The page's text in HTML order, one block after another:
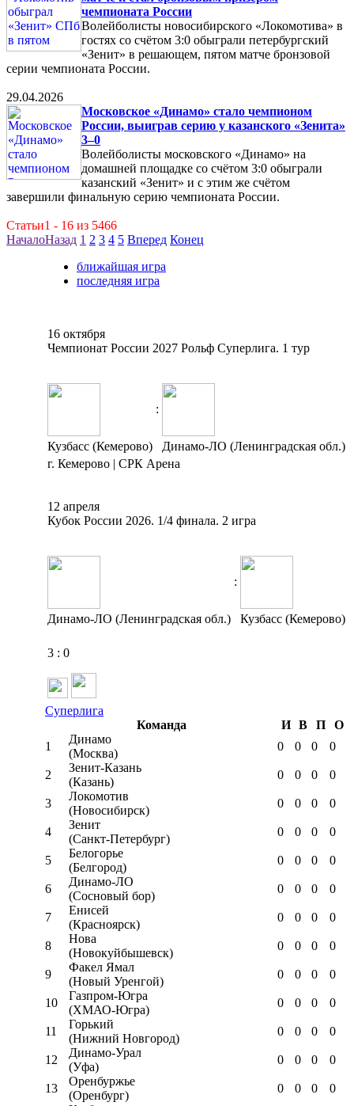
чемпионата России
Волейболисты новосибирского «Локомотива» в
гостях со счётом 3:0 обыграли петербургский
«Зенит» в решающем, пятом матче бронзовой
серии чемпионата России.
29.04.2026
Московское «Динамо» стало чемпионом
России, выиграв серию у казанского «Зенита»
3–0
Волейболисты московского «Динамо» на
домашней площадке со счётом 3:0 обыграли
казанский «Зенит» и с этим же счётом
завершили финальную серию чемпионата России.
Статьи1 - 16 из 5466
НачалоНазад 1 2 3 4 5 Вперед Конец
ближайшая игра
последняя игра
16 октября
Чемпионат России 2027 Рольф Суперлига. 1 тур
:
Кузбасс (Кемерово)
Динамо-ЛО (Ленинградская обл.)
г. Кемерово | СРК Арена
12 апреля
Кубок России 2026. 1/4 финала. 2 игра
:
Динамо-ЛО (Ленинградская обл.) Кузбасс (Кемерово)
3 : 0
Суперлига
Команда
И В П
О
1
Динамо
(Москва)
0 0 0 0
2
Зенит-Казань
(Казань)
0 0 0 0
3
Локомотив
(Новосибирск)
0 0 0 0
4
Зенит
(Санкт-Петербург)
0 0 0 0
5
Белогорье
(Белгород)
0 0 0 0
6
Динамо-ЛО
(Сосновый бор)
0 0 0 0
7
Енисей
(Красноярск)
0 0 0 0
8
Нова
(Новокуйбышевск)
0 0 0 0
9
Факел Ямал
(Новый Уренгой)
0 0 0 0
10
Газпром-Югра
(ХМАО-Югра)
0 0 0 0
11
Горький
(Нижний Новгород)
0 0 0 0
12
Динамо-Урал
(Уфа)
0 0 0 0
13
Оренбуржье
(Оренбург)
0 0 0 0